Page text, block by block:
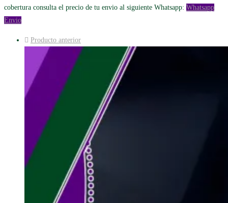
cobertura consulta el precio de tu envio al siguiente Whatsapp: Whatsapp
Envio
Producto anterior